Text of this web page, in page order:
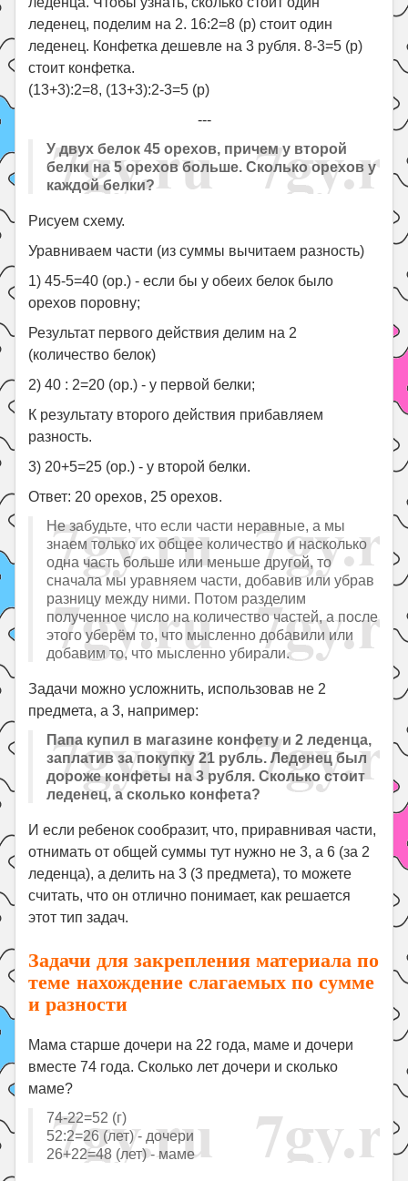
леденец, поделим на 2. 16:2=8 (р) стоит один
леденец. Конфетка дешевле на 3 рубля. 8-3=5 (р)
стоит конфетка.
(13+3):2=8, (13+3):2-3=5 (р)
---
У двух белок 45 орехов, причем у второй
белки на 5 орехов больше. Сколько орехов у
каждой белки?
Рисуем схему.
Уравниваем части (из суммы вычитаем разность)
1) 45-5=40 (ор.) - если бы у обеих белок было
орехов поровну;
Результат первого действия делим на 2
(количество белок)
2) 40 : 2=20 (ор.) - у первой белки;
К результату второго действия прибавляем
разность.
3) 20+5=25 (ор.) - у второй белки.
Ответ: 20 орехов, 25 орехов.
Не забудьте, что если части неравные, а мы
знаем только их общее количество и насколько
одна часть больше или меньше другой, то
сначала мы уравняем части, добавив или убрав
разницу между ними. Потом разделим
полученное число на количество частей, а после
этого уберём то, что мысленно добавили или
добавим то, что мысленно убирали.
Задачи можно усложнить, использовав не 2
предмета, а 3, например:
Папа купил в магазине конфету и 2 леденца,
заплатив за покупку 21 рубль. Леденец был
дороже конфеты на 3 рубля. Сколько стоит
леденец, а сколько конфета?
И если ребенок сообразит, что, приравнивая части,
отнимать от общей суммы тут нужно не 3, а 6 (за 2
леденца), а делить на 3 (3 предмета), то можете
считать, что он отлично понимает, как решается
этот тип задач.
Задачи для закрепления материала по
теме нахождение слагаемых по сумме
и разности
Мама старше дочери на 22 года, маме и дочери
вместе 74 года. Сколько лет дочери и сколько
маме?
74-22=52 (г)
52:2=26 (лет) - дочери
26+22=48 (лет) - маме